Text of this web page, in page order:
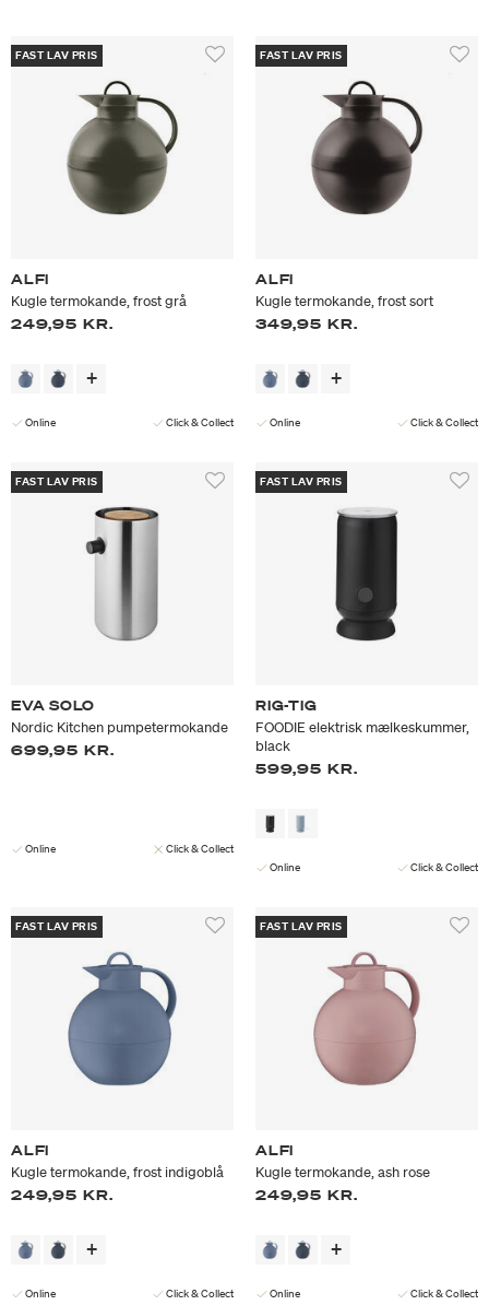
FAST LAV PRIS
ALFI
Kugle termokande, frost grå
249,95 KR.
Online Click & Collect
FAST LAV PRIS
ALFI
Kugle termokande, frost sort
349,95 KR.
Online Click & Collect
FAST LAV PRIS
EVA SOLO
Nordic Kitchen pumpetermokande
699,95 KR.
Online Click & Collect
FAST LAV PRIS
RIG-TIG
FOODIE elektrisk mælkeskummer,
black
599,95 KR.
Online Click & Collect
FAST LAV PRIS
ALFI
Kugle termokande, frost indigoblå
249,95 KR.
Online Click & Collect
FAST LAV PRIS
ALFI
Kugle termokande, ash rose
249,95 KR.
Online Click & Collect